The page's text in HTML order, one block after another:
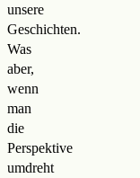
unsere
Geschichten.
Was
aber,
wenn
man
die
Perspektive
umdreht